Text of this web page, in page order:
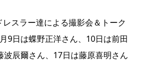
レスラー達による撮影会＆トーク
9日は蝶野正洋さん、10日は前田
波辰爾さん、17日は藤原喜明さん